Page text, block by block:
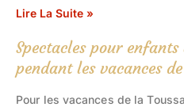
Lire La Suite »
Spectacles pour
pendant les vacances
Pour les vacances de la